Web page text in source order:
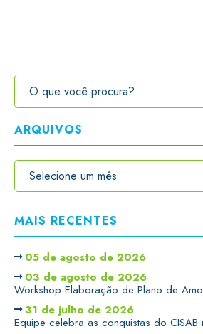
ARQUIVOS
MAIS RECENTES
05 de agosto de 2026
03 de agosto de 2026
Workshop Elaboração de Plano de
31 de julho de 2026
Equipe celebra as conquistas do CISAB